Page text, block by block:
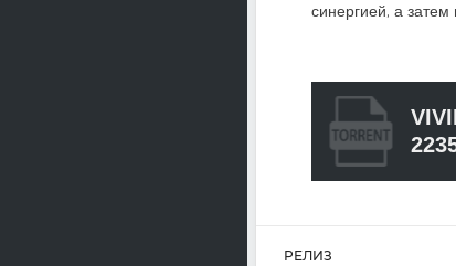
синергией, а
РЕЛИЗ